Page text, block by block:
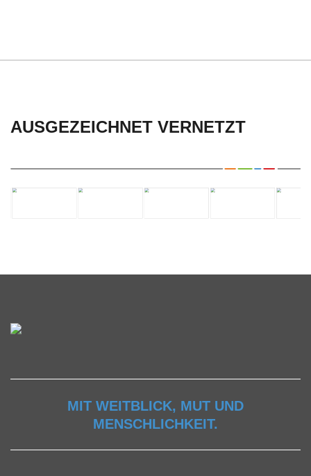
AUSGEZEICHNET VERNETZT
MIT WEITBLICK, MUT UND
MENSCHLICHKEIT.